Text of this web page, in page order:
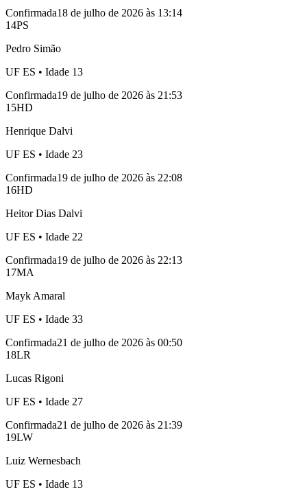
Confirmada18 de julho de 2026 às 13:14
14PS
Pedro Simão
UF ES • Idade 13
Confirmada19 de julho de 2026 às 21:53
15HD
Henrique Dalvi
UF ES • Idade 23
Confirmada19 de julho de 2026 às 22:08
16HD
Heitor Dias Dalvi
UF ES • Idade 22
Confirmada19 de julho de 2026 às 22:13
17MA
Mayk Amaral
UF ES • Idade 33
Confirmada21 de julho de 2026 às 00:50
18LR
Lucas Rigoni
UF ES • Idade 27
Confirmada21 de julho de 2026 às 21:39
19LW
Luiz Wernesbach
UF ES • Idade 13